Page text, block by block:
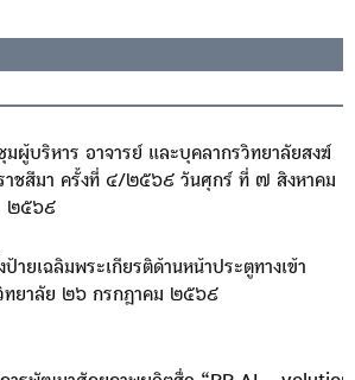
มผู้บริหาร อาจารย์ และบุคลากรวิทยาลัยสงฆ์
าชสีมา ครั้งที่ ๔/๒๕๖๙ วันศุกร์ ที่ ๗ สิงหาคม
๒๕๖๙
ป้ายเฉลิมพระเกียรติด้านหน้าประตูทางเข้า
ทยาลัย ๒๖ กรกฎาคม ๒๕๖๙